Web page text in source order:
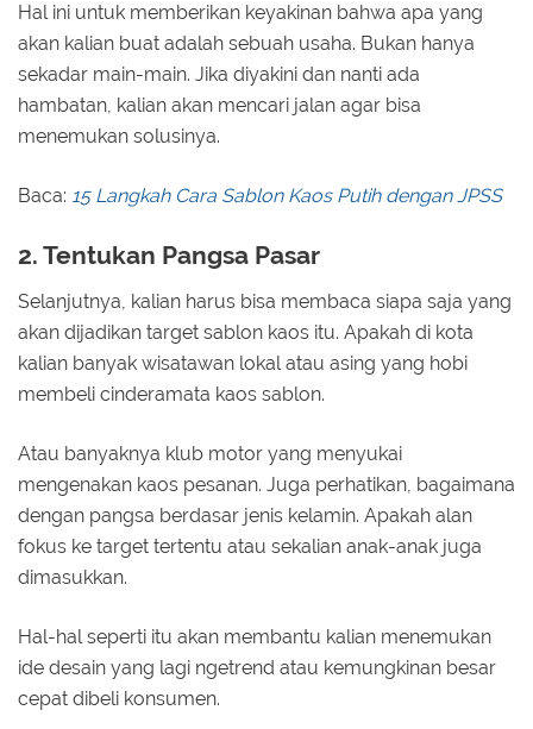
Hal ini untuk memberikan keyakinan bahwa apa yang
akan kalian buat adalah sebuah usaha. Bukan hanya
sekadar main-main. Jika diyakini dan nanti ada
hambatan, kalian akan mencari jalan agar bisa
menemukan solusinya.
Baca: 15 Langkah Cara Sablon Kaos Putih dengan JPSS
2. Tentukan Pangsa Pasar
Selanjutnya, kalian harus bisa membaca siapa saja yang
akan dijadikan target sablon kaos itu. Apakah di kota
kalian banyak wisatawan lokal atau asing yang hobi
membeli cinderamata kaos sablon.
Atau banyaknya klub motor yang menyukai
mengenakan kaos pesanan. Juga perhatikan, bagaimana
dengan pangsa berdasar jenis kelamin. Apakah alan
fokus ke target tertentu atau sekalian anak-anak juga
dimasukkan.
Hal-hal seperti itu akan membantu kalian menemukan
ide desain yang lagi ngetrend atau kemungkinan besar
cepat dibeli konsumen.